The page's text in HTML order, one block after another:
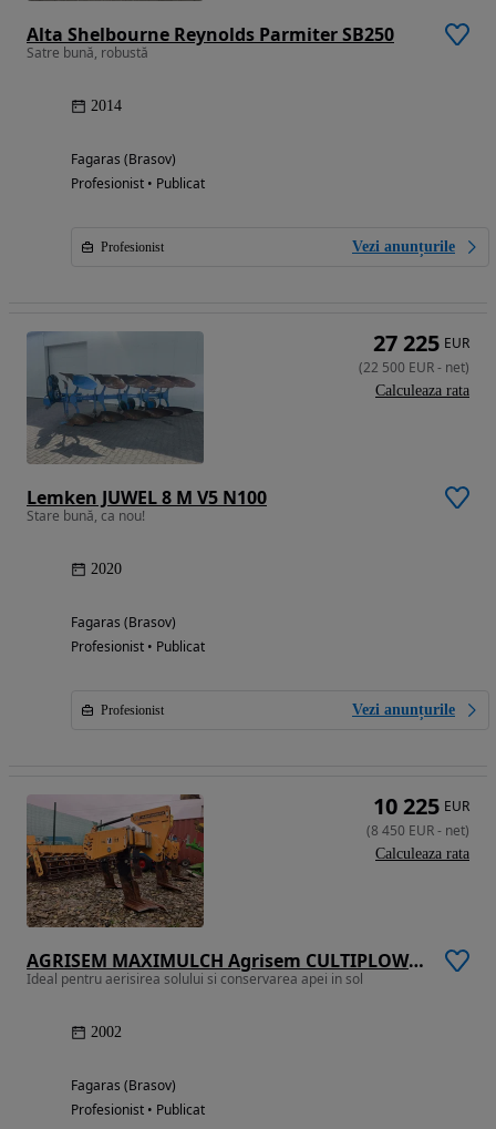
Alta Shelbourne Reynolds Parmiter SB250
Satre bună, robustă
2014
Fagaras (Brasov)
Profesionist • Publicat
Profesionist Vezi anunțurile
Lemken JUWEL 8 M V5 N100
Stare bună, ca nou!
2020
Fagaras (Brasov)
Profesionist • Publicat
Profesionist Vezi anunțurile
27 225 EUR
(22 500 EUR- net)
Calculeaza rata
AGRISEM MAXIMULCH Agrisem CULTIPLOW GOLD
Ideal pentru aerisirea solului si conservarea apei in sol
2002
Fagaras (Brasov)
Profesionist • Publicat
10 225 EUR
(8 450 EUR- net)
Calculeaza rata